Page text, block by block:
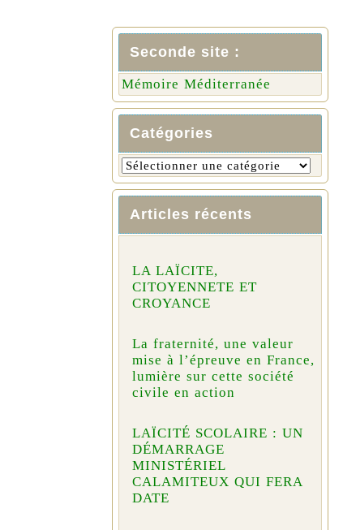
Seconde site :
Mémoire Méditerranée
Catégories
Articles récents
LA LAÏCITE,
CITOYENNETE ET
CROYANCE
La fraternité, une valeur
mise à l’épreuve en France,
lumière sur cette société
civile en action
LAÏCITÉ SCOLAIRE : UN
DÉMARRAGE
MINISTÉRIEL
CALAMITEUX QUI FERA
DATE